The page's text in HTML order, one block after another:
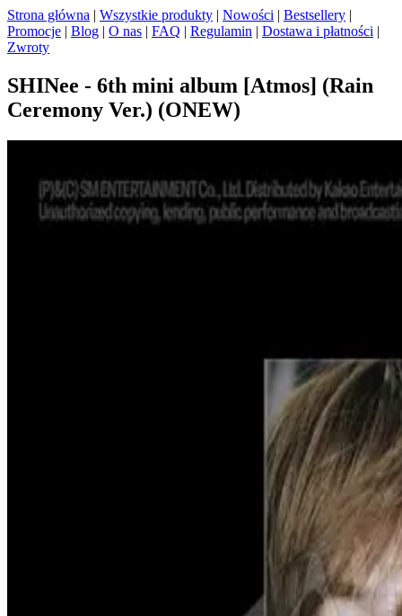
Strona główna | Wszystkie produkty | Nowości | Bestsellery |
Promocje | Blog | O nas | FAQ | Regulamin | Dostawa i płatności |
Zwroty
SHINee - 6th mini album [Atmos] (Rain
Ceremony Ver.) (ONEW)